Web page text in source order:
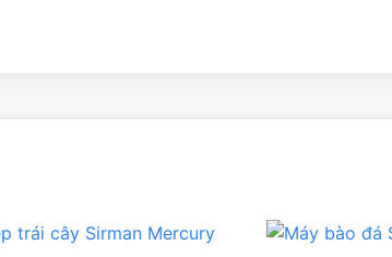
mong muốn của khách hàng .